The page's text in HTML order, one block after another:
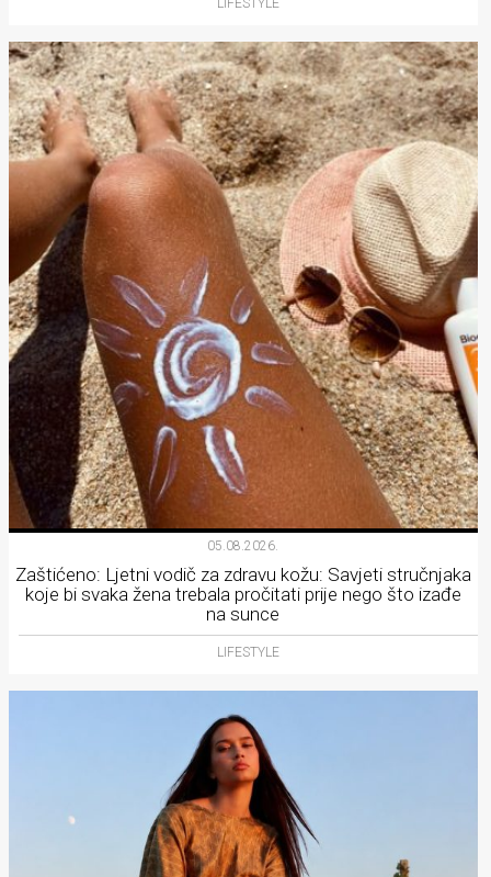
LIFESTYLE
05.08.2026.
Zaštićeno: Ljetni vodič za zdravu kožu: Savjeti stručnjaka
koje bi svaka žena trebala pročitati prije nego što izađe
na sunce
LIFESTYLE